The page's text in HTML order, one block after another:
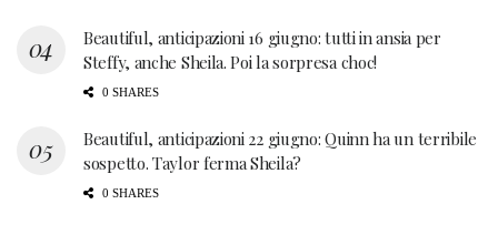
Beautiful, anticipazioni 16 giugno: tutti in ansia per
Steffy, anche Sheila. Poi la sorpresa choc!
0 SHARES
Beautiful, anticipazioni 22 giugno: Quinn ha un terribile
sospetto. Taylor ferma Sheila?
0 SHARES